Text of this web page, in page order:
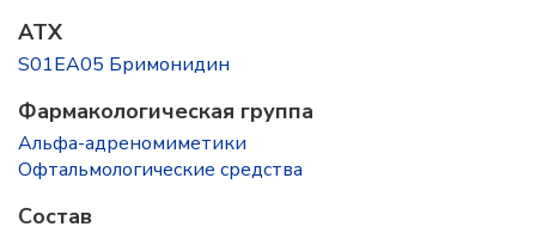
ATX
S01EA05 Бримонидин
Фармакологическая группа
Альфа-адреномиметики
Офтальмологические средства
Состав